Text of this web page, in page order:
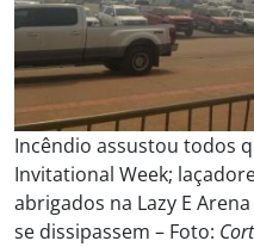
Incêndio assustou todos
Invitational Week;
abrigados na Lazy E
se dissipassem – Foto: